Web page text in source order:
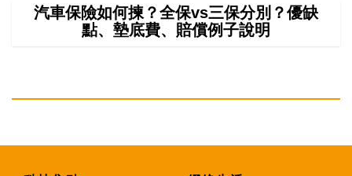
汽車保險如何揀？全保vs三保分別？優缺
點、墊底費、賠償例子說明